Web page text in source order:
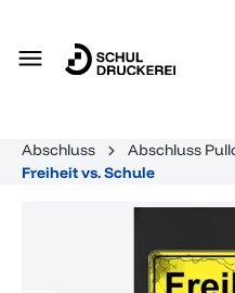
Abschluss Abschluss
Freiheit vs. Schule
Bildergalerie überspringen